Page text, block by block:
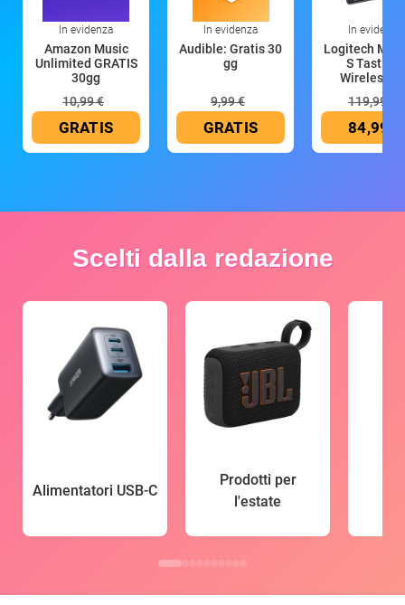
In evidenza
Amazon Music
Unlimited GRATIS
30gg
10,99 €
GRATIS
In evidenza
Audible: Gratis 30
gg
9,99 €
GRATIS
In evidenza
Logitech MX
S Tastiera
Wireless
119,99 €
84,99 €
Scelti dalla redazione
Alimentatori USB-C
Prodotti per
l'estate